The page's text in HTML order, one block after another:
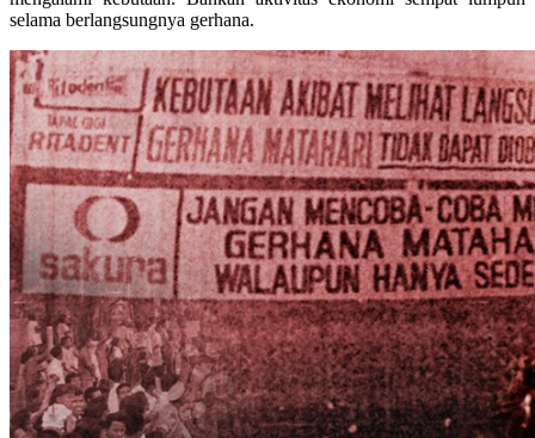
selama berlangsungnya gerhana.